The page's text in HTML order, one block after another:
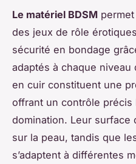
Le matériel BDSM
des jeux de rôle
sécurité en bondage
adaptés à chaque
en cuir constituent une
offrant un contrôle précis
domination. Leur surface
sur la peau, tandis que
s’adaptent à différentes